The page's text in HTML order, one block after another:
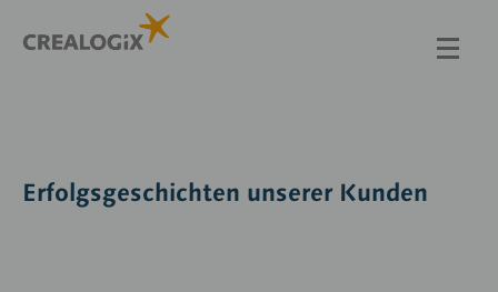
zum
Erfolgsgeschichten unserer Kunden